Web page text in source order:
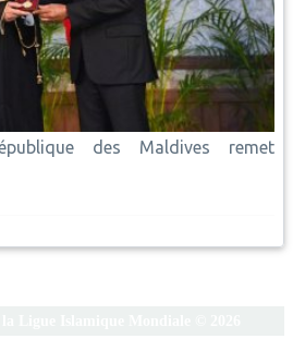
des Maldives remet